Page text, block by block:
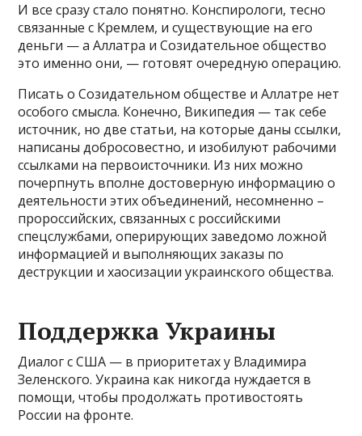
И все сразу стало понятно. Конспирологи, тесно
связанные с Кремлем, и существующие на его
деньги — а Аллатра и Созидательное общество
это именно они, — готовят очередную операцию.
Писать о Созидательном обществе и Аллатре нет
особого смысла. Конечно, Википедия — так себе
источник, но две статьи, на которые даны ссылки,
написаны добросовестно, и изобилуют рабочими
ссылками на первоисточники. Из них можно
почерпнуть вполне достоверную информацию о
деятельности этих объединений, несомненно –
пророссийских, связанных с российскими
спецслужбами, оперирующих заведомо ложной
информацией и выполняющих заказы по
деструкции и хаосизации украинского общества.
Поддержка Украины
Диалог с США — в приоритетах у Владимира
Зеленского. Украина как никогда нуждается в
помощи, чтобы продолжать противостоять
России на фронте.